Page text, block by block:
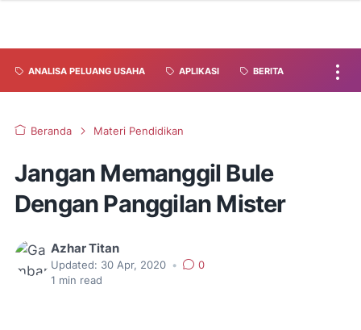
ANALISA PELUANG USAHA APLIKASI BERITA
Beranda Materi Pendidikan
Jangan Memanggil Bule
Dengan Panggilan Mister
Azhar Titan
Updated: 30 Apr, 2020 •
0
1 min read